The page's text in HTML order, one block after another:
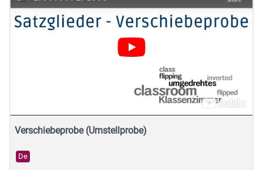
MINT
Geistes- & Sozialwissenschaften
Sonstiges
Verschiebeprobe (Umstellprobe)
De